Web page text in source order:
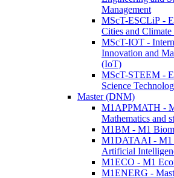
Management
MScT-ESCLiP -
Cities and
MScT-IOT -
Innovation and
(IoT)
MScT-STEEM -
Science
Master (DNM)
M1APPMATH -
Mathematics and
M1BM - M1
M1DATAAI - M1
Artificial
M1ECO - M1
M1ENERG -